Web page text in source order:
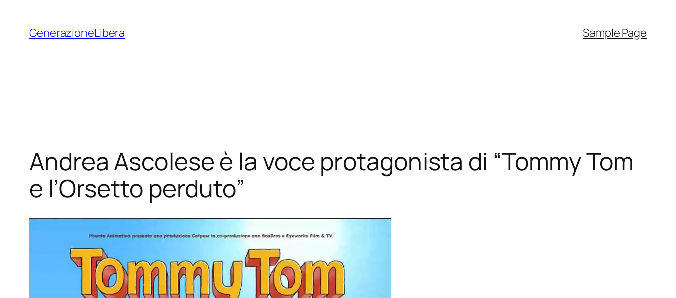
contenuto
GenerazioneLibera Sample Page
Andrea Ascolese è la voce protagonista di “Tommy Tom
e l’Orsetto perduto”